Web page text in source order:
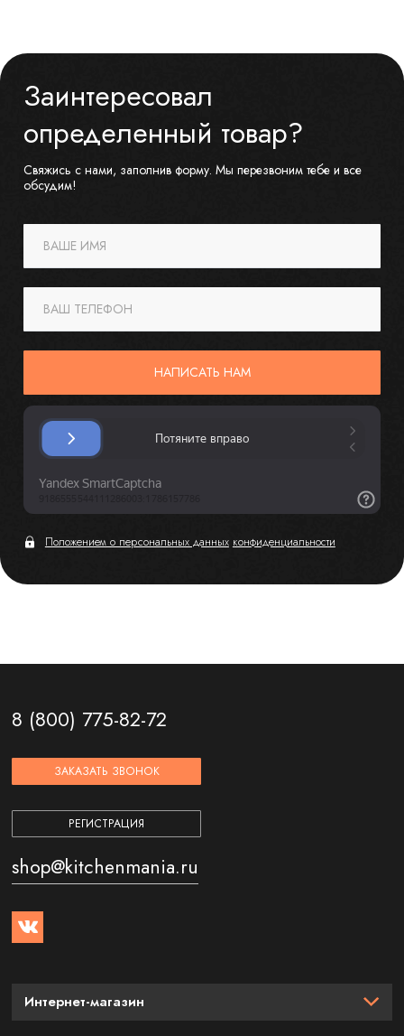
Заинтересовал
определенный товар?
Свяжись с нами, заполнив форму. Мы перезвоним тебе и все
обсудим!
ВАШЕ ИМЯ
ВАШ ТЕЛЕФОН
НАПИСАТЬ НАМ
Положением о персональных данных конфиденциальности
8 (800) 775-82-72
ЗАКАЗАТЬ ЗВОНОК
РЕГИСТРАЦИЯ
shop@kitchenmania.ru
Интернет-магазин